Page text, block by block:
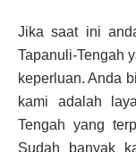
Jika saat ini
Tapanuli-Tengah
keperluan. Anda
kami adalah
Tengah yang
Sudah banyak